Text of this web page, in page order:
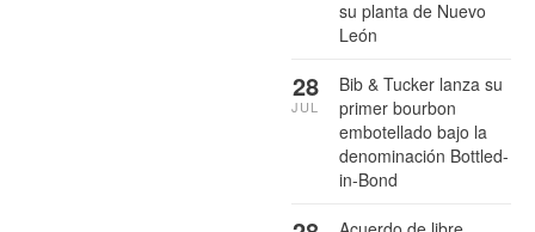
su planta de Nuevo
León
Bib & Tucker lanza su
primer bourbon
embotellado bajo la
denominación Bottled-
in-Bond
28
JUL